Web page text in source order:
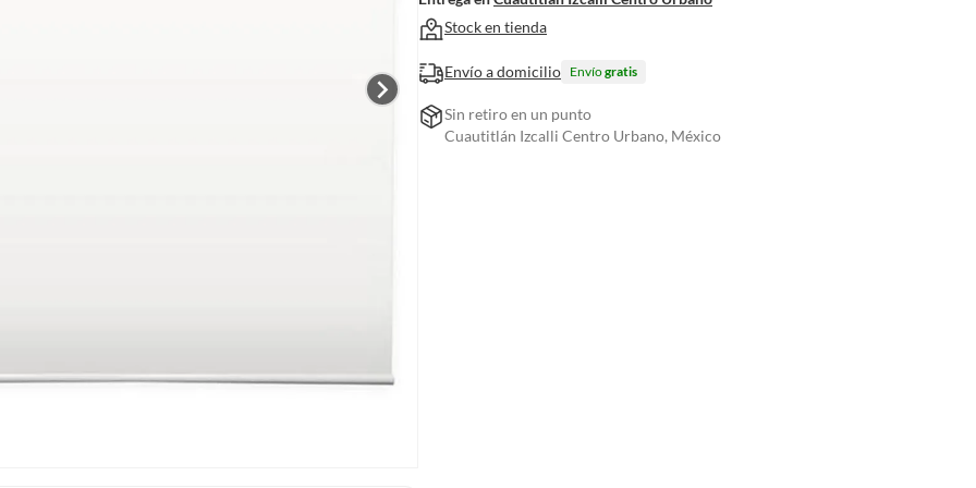
Stock en tienda
Envío a domicilio Envíogratis
Sin retiro en un punto
Cuautitlán Izcalli Centro Urbano, México